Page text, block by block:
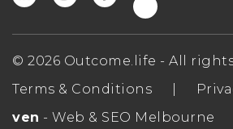
© 2026 Outcome.life - All
Terms & Conditions
ven - Web & SEO Melbourne